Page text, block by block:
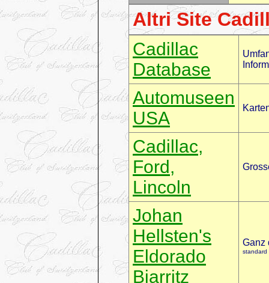
Altri Site
Cadillac
Database
Automuseen
USA
Cadillac,
Ford,
Lincoln
Johan
Hellsten's
Eldorado
Biarritz
Ganz
standard